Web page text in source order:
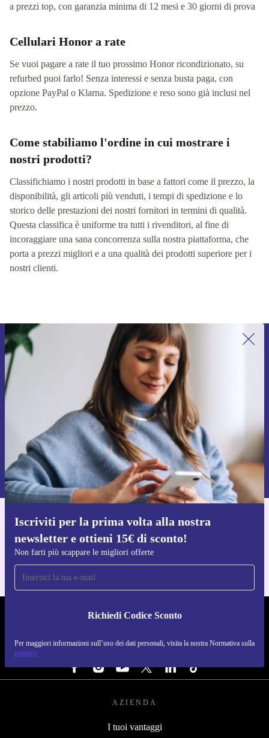
a prezzi top, con garanzia minima di 12 mesi e 30 giorni di prova
Cellulari Honor a rate
Se vuoi pagare a rate il tuo prossimo Honor ricondizionato, su
refurbed puoi farlo! Senza interessi e senza busta paga, con
opzione PayPal o Klarna. Spedizione e reso sono già inclusi nel
prezzo.
Come stabiliamo l'ordine in cui mostrare i
nostri prodotti?
Classifichiamo i nostri prodotti in base a fattori come il prezzo, la
disponibilità, gli articoli più venduti, i tempi di spedizione e lo
storico delle prestazioni dei nostri fornitori in termini di qualità.
Questa classifica è uniforme tra tutti i rivenditori, al fine di
incoraggiare una sana concorrenza sulla nostra piattaforma, che
porta a prezzi migliori e a una qualità dei prodotti superiore per i
nostri clienti.
Iscriviti per la prima volta alla nostra
newsletter e ottieni 15€ di sconto!
Non farti più scappare le migliori offerte
Richiedi Codice Sconto
Per maggiori informazioni sull’uso dei dati personali, visita la nostra Normativa sulla
privacy
Iscriviti per la prima volta alla nostra
newsletter e ottieni 15€ di sconto!
Non farti più scappare le migliori offerte.
Richiedi codice sconto
Per maggiori informazioni sull’uso dei dati personali, visita la nostra
Normativa sulla privacy
Scarica l'app di refurbed
Per iOS e Android
REFURBED ITALIA - RETHINK NEW.
SEGUICI SU
AZIENDA
I tuoi vantaggi